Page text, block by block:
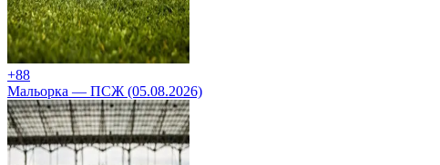
+88
Мальорка — ПСЖ (05.08.2026)